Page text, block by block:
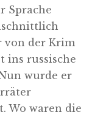
Sprache
von der Krim
ins russische
wurde er
Wo waren die